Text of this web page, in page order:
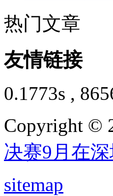
热门文章
友情链接
0.1773s ,
Copyright ©
决赛9月在
sitemap